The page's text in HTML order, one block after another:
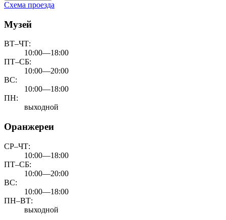
Схема проезда
Музей
ВТ–ЧТ:
10:00—18:00
ПТ–СБ:
10:00—20:00
ВС:
10:00—18:00
ПН:
выходной
Оранжереи
СР–ЧТ:
10:00—18:00
ПТ–СБ:
10:00—20:00
ВС:
10:00—18:00
ПН–ВТ:
выходной